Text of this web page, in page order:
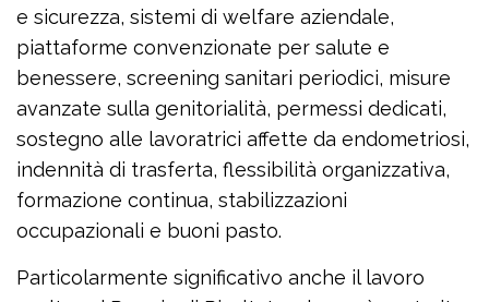
e sicurezza, sistemi di welfare aziendale,
piattaforme convenzionate per salute e
benessere, screening sanitari periodici, misure
avanzate sulla genitorialità, permessi dedicati,
sostegno alle lavoratrici affette da endometriosi,
indennità di trasferta, flessibilità organizzativa,
formazione continua, stabilizzazioni
occupazionali e buoni pasto.
Particolarmente significativo anche il lavoro